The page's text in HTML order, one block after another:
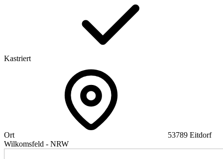
Kastriert
Ort
53789 Eitdorf
Wilkomsfeld - NRW